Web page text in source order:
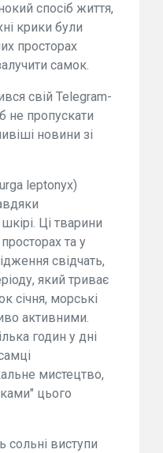
спосіб життя,
крики були
просторах
самок.
свій Telegram-
не пропускати
новини зі
leptonyx)
Ці тварини
та у
свідчать,
який триває
січня, морські
активними.
годин у дні
мистецтво,
цього
сольні виступи